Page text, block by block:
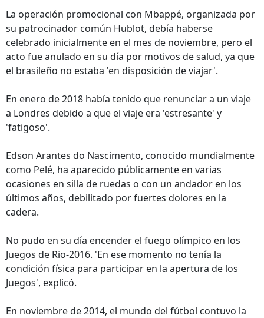
La operación promocional con Mbappé, organizada por
su patrocinador común Hublot, debía haberse
celebrado inicialmente en el mes de noviembre, pero el
acto fue anulado en su día por motivos de salud, ya que
el brasileño no estaba 'en disposición de viajar'.
En enero de 2018 había tenido que renunciar a un viaje
a Londres debido a que el viaje era 'estresante' y
'fatigoso'.
Edson Arantes do Nascimento, conocido mundialmente
como Pelé, ha aparecido públicamente en varias
ocasiones en silla de ruedas o con un andador en los
últimos años, debilitado por fuertes dolores en la
cadera.
No pudo en su día encender el fuego olímpico en los
Juegos de Rio-2016. 'En ese momento no tenía la
condición física para participar en la apertura de los
Juegos', explicó.
En noviembre de 2014, el mundo del fútbol contuvo la